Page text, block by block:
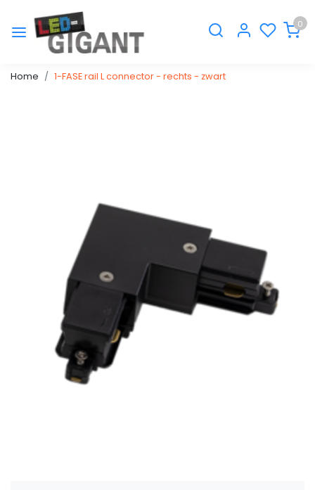
0
Home 1-FASE rail L connector - rechts - zwart